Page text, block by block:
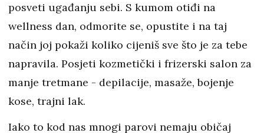
posveti ugađanju sebi. S kumom otiđi na
wellness dan, odmorite se, opustite i na taj
način joj pokaži koliko cijeniš sve što je za tebe
napravila. Posjeti kozmetički i frizerski salon za
manje tretmane - depilacije, masaže, bojenje
kose, trajni lak.
Iako to kod nas mnogi parovi nemaju običaj